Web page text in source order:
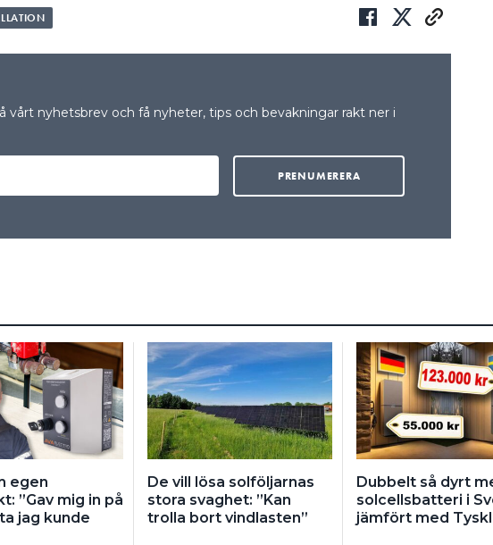
vårt nyhetsbrev och få nyheter, tips och bevakningar rakt ner i
egen
”Gav mig in på
jag kunde
De vill lösa solföljarnas
stora svaghet: ”Kan
trolla bort vindlasten”
Dubbelt så dyrt
solcellsbatteri i
jämfört med